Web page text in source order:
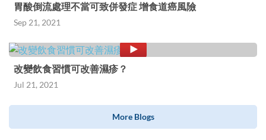
胃酸倒流處理不當可致併發症 增食道癌風險
Sep 21, 2021
改變飲食習慣可改善濕疹？
Jul 21, 2021
More Blogs